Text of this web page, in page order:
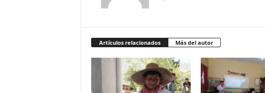
Artículos relacionados Más del autor